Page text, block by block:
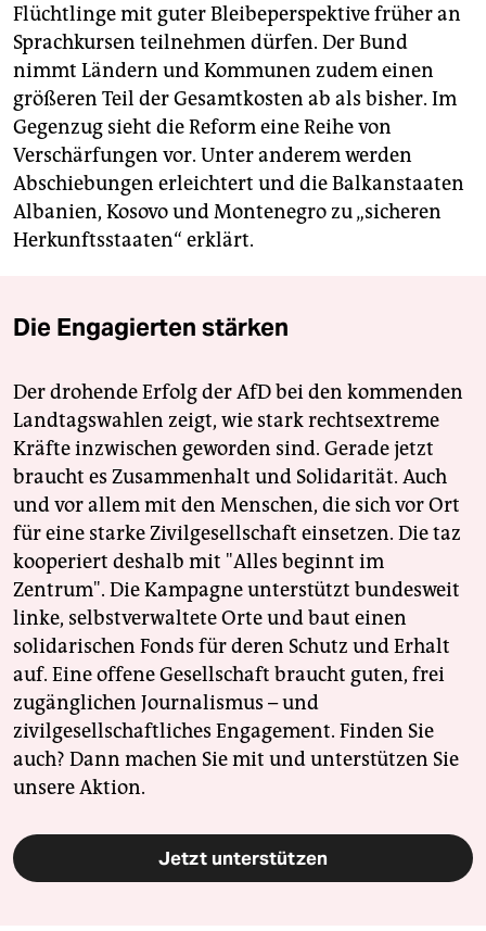
Flüchtlinge mit guter Bleibeperspektive früher an
Sprachkursen teilnehmen dürfen. Der Bund
nimmt Ländern und Kommunen zudem einen
größeren Teil der Gesamtkosten ab als bisher. Im
Gegenzug sieht die Reform eine Reihe von
Verschärfungen vor. Unter anderem werden
Abschiebungen erleichtert und die Balkanstaaten
Albanien, Kosovo und Montenegro zu „sicheren
Herkunftsstaaten“ erklärt.
Die Engagierten stärken
Der drohende Erfolg der AfD bei den kommenden
Landtagswahlen zeigt, wie stark rechtsextreme
Kräfte inzwischen geworden sind. Gerade jetzt
braucht es Zusammenhalt und Solidarität. Auch
und vor allem mit den Menschen, die sich vor Ort
für eine starke Zivilgesellschaft einsetzen. Die taz
kooperiert deshalb mit "Alles beginnt im
Zentrum". Die Kampagne unterstützt bundesweit
linke, selbstverwaltete Orte und baut einen
solidarischen Fonds für deren Schutz und Erhalt
auf. Eine offene Gesellschaft braucht guten, frei
zugänglichen Journalismus – und
zivilgesellschaftliches Engagement. Finden Sie
auch? Dann machen Sie mit und unterstützen Sie
unsere Aktion.
Jetzt unterstützen